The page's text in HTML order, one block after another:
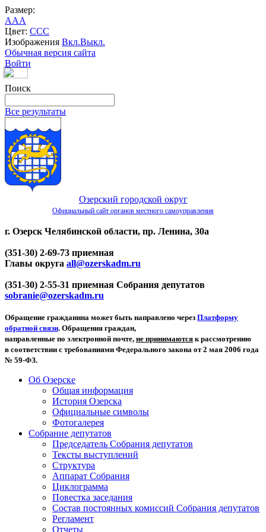
Размер:
AAA
Цвет: CCC
Изображения Вкл.Выкл.
Обычная версия сайта
Войти
Поиск
Все результаты
Озерский городской округ
Официальный сайт органов местного самоуправления
г. Озерск Челябинской области, пр. Ленина, 30а
(351-30) 2-69-73 приемная
Главы округа all@ozerskadm.ru
(351-30) 2-55-31 приемная Собрания депутатов
sobranie@ozerskadm.ru
Обращение гражданина может быть направлено через Платформу
обратной связи. Обращения граждан,
направленные по электронной почте, не принимаются к рассмотрению
в соответствии с требованиями Федерального закона от 2 мая 2006 года
№ 59-ФЗ.
Об Озерске
Общая информация
История Озерска
Официальные символы
Фотогалерея
Собрание депутатов
Председатель Собрания депутатов
Тексты выступлений
Структура
Аппарат Собрания
Циклограмма
Повестка заседания
Состав постоянных комиссий Собрания депутатов
Регламент
Отчеты